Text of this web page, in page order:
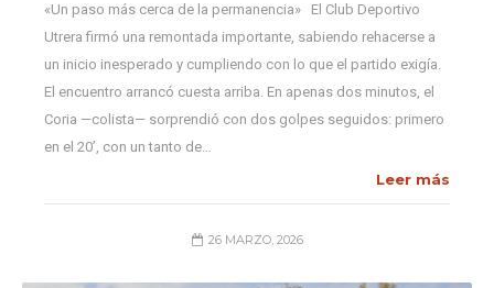
«Un paso más cerca de la permanencia» El Club Deportivo
Utrera firmó una remontada importante, sabiendo rehacerse a
un inicio inesperado y cumpliendo con lo que el partido exigía.
El encuentro arrancó cuesta arriba. En apenas dos minutos, el
Coria —colista— sorprendió con dos golpes seguidos: primero
en el 20’, con un tanto de…
Leer más
26 MARZO, 2026